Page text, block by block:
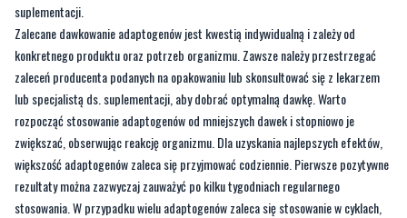
suplementacji.
Zalecane dawkowanie adaptogenów jest kwestią indywidualną i zależy od
konkretnego produktu oraz potrzeb organizmu. Zawsze należy przestrzegać
zaleceń producenta podanych na opakowaniu lub skonsultować się z lekarzem
lub specjalistą ds. suplementacji, aby dobrać optymalną dawkę. Warto
rozpocząć stosowanie adaptogenów od mniejszych dawek i stopniowo je
zwiększać, obserwując reakcję organizmu. Dla uzyskania najlepszych efektów,
większość adaptogenów zaleca się przyjmować codziennie. Pierwsze pozytywne
rezultaty można zazwyczaj zauważyć po kilku tygodniach regularnego
stosowania. W przypadku wielu adaptogenów zaleca się stosowanie w cyklach,